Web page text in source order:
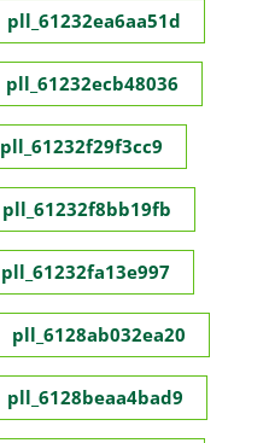
pll_61232ea6aa51d
pll_61232ecb48036
pll_61232f29f3cc9
pll_61232f8bb19fb
pll_61232fa13e997
pll_6128ab032ea20
pll_6128beaa4bad9